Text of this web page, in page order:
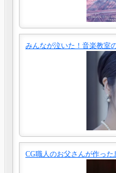
みんなが泣いた！音楽教室
CG職人のお父さんが作っ